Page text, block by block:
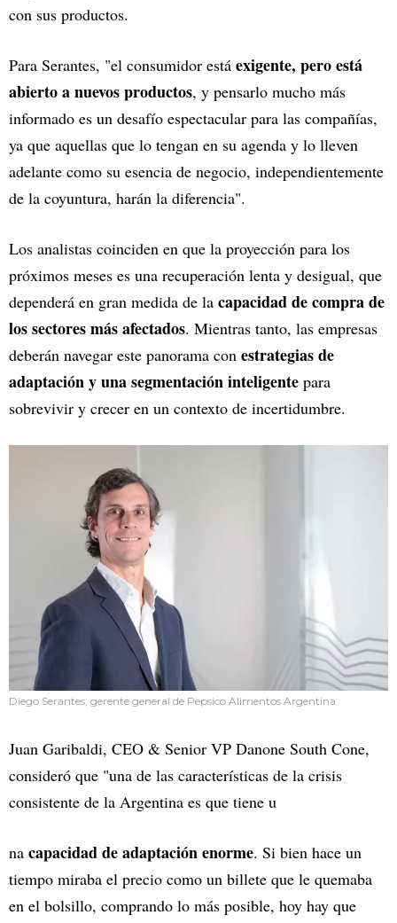
con sus productos.
Para Serantes, "el consumidor está exigente, pero está
abierto a nuevos productos, y pensarlo mucho más
informado es un desafío espectacular para las compañías,
ya que aquellas que lo tengan en su agenda y lo lleven
adelante como su esencia de negocio, independientemente
de la coyuntura, harán la diferencia".
Los analistas coinciden en que la proyección para los
próximos meses es una recuperación lenta y desigual, que
dependerá en gran medida de la capacidad de compra de
los sectores más afectados. Mientras tanto, las empresas
deberán navegar este panorama con estrategias de
adaptación y una segmentación inteligente para
sobrevivir y crecer en un contexto de incertidumbre.
Diego Serantes, gerente general de Pepsico Alimentos Argentina
Juan Garibaldi, CEO & Senior VP Danone South Cone,
consideró que "una de las características de la crisis
consistente de la Argentina es que tiene u
na capacidad de adaptación enorme. Si bien hace un
tiempo miraba el precio como un billete que le quemaba
en el bolsillo, comprando lo más posible, hoy hay que